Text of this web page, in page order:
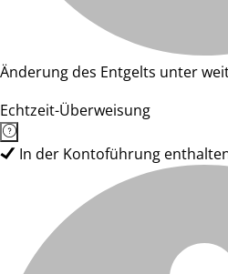
Änderung des Entgelts unter
Echtzeit-Überweisung
In der Kontoführung